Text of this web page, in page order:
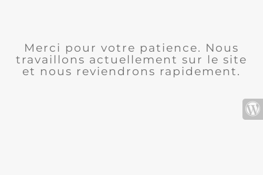
Merci pour votre patience. Nous
travaillons actuellement sur le site
et nous reviendrons rapidement.